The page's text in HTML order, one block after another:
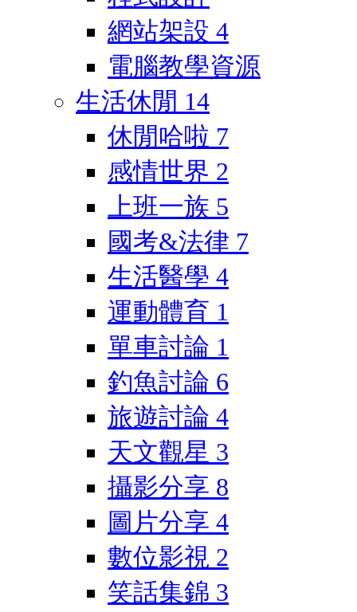
網站架設 4
電腦教學資源
生活休閒 14
休閒哈啦 7
感情世界 2
上班一族 5
國考&法律 7
生活醫學 4
運動體育 1
單車討論 1
釣魚討論 6
旅遊討論 4
天文觀星 3
攝影分享 8
圖片分享 4
數位影視 2
笑話集錦 3